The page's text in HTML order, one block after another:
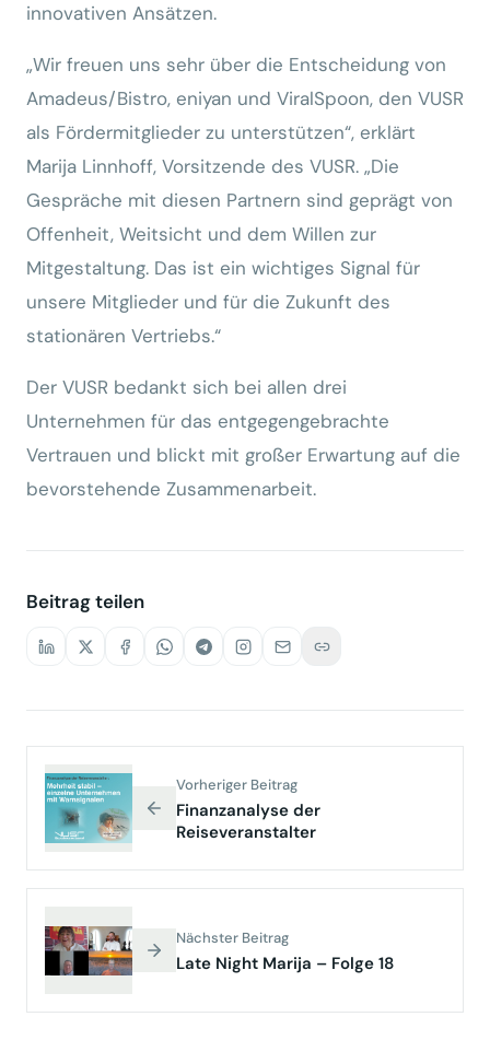
innovativen Ansätzen.
„Wir freuen uns sehr über die Entscheidung von
Amadeus/Bistro, eniyan und ViralSpoon, den VUSR
als Fördermitglieder zu unterstützen“, erklärt
Marija Linnhoff, Vorsitzende des VUSR. „Die
Gespräche mit diesen Partnern sind geprägt von
Offenheit, Weitsicht und dem Willen zur
Mitgestaltung. Das ist ein wichtiges Signal für
unsere Mitglieder und für die Zukunft des
stationären Vertriebs.“
Der VUSR bedankt sich bei allen drei
Unternehmen für das entgegengebrachte
Vertrauen und blickt mit großer Erwartung auf die
bevorstehende Zusammenarbeit.
Beitrag teilen
Vorheriger Beitrag
Finanzanalyse der
Reiseveranstalter
Nächster Beitrag
Late Night Marija – Folge 18